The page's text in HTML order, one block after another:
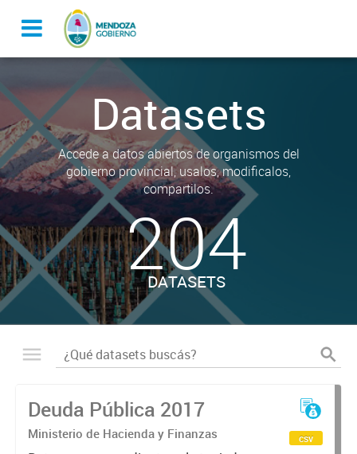
Datasets
Accede a datos abiertos de organismos del
gobierno provincial, usalos, modificalos,
compartilos.
204
DATASETS
Deuda Pública 2017
Ministerio de Hacienda y Finanzas csv